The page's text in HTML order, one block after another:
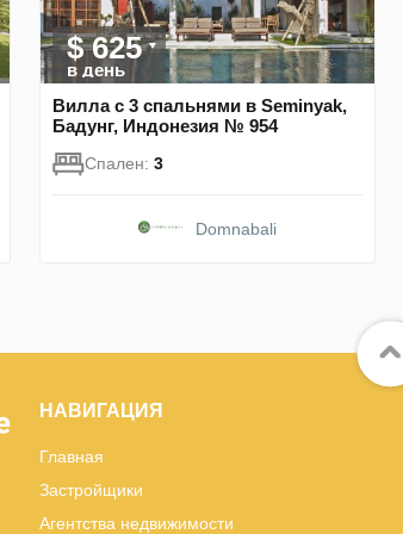
$ 625
в день
Вилла с 3 спальнями в Seminyak,
Бадунг, Индонезия № 954
Спален: 3
Domnabali
НАВИГАЦИЯ
Главная
Застройщики
Агентства недвижимости